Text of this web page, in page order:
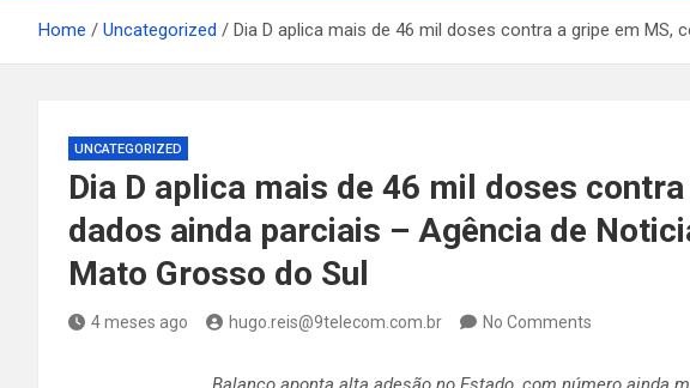
Home Uncategorized Dia D aplica mais de 46 mil doses contra a gripe em
UNCATEGORIZED
Dia D aplica mais de 46 mil doses
dados ainda parciais – Agência de
Mato Grosso do Sul
4 meses ago hugo.reis@9telecom.com.br No Comments